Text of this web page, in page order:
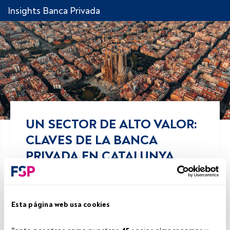
Esta página web usa cookies
Insights Banca Privada
UN SECTOR DE ALTO VALOR:
CLAVES DE LA BANCA
PRIVADA EN CATALUNYA
26 mayo 2026